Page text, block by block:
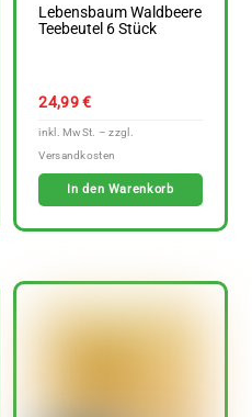
Lebensbaum Waldbeere
Teebeutel 6 Stück
24,99€
In den Warenkorb